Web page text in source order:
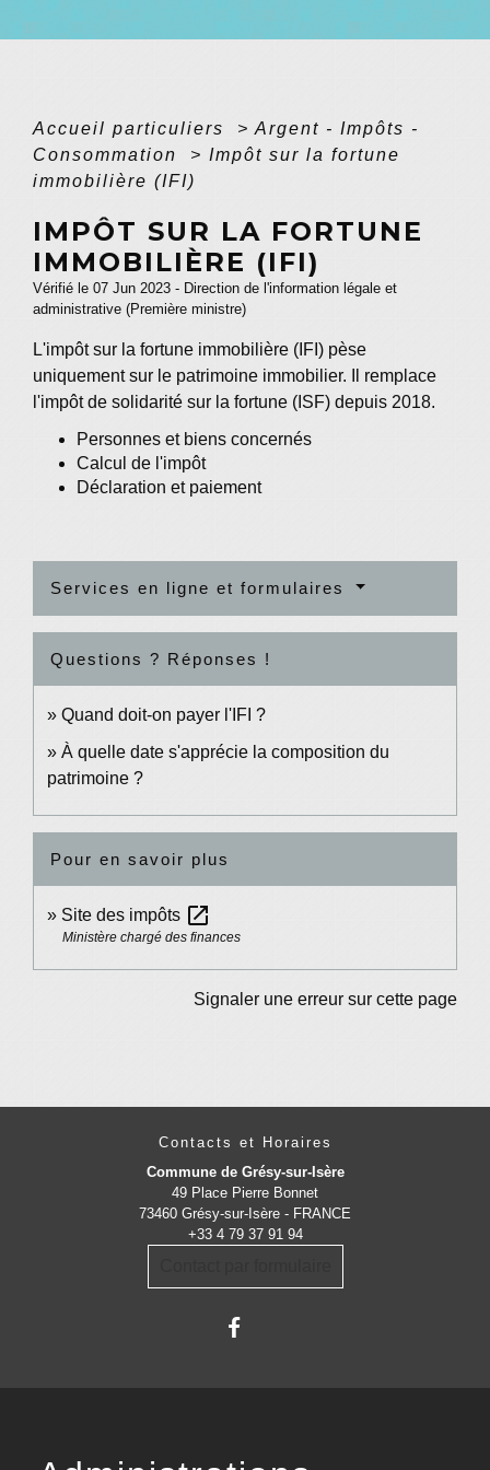
Accueil particuliers > Argent - Impôts -
Consommation
> Impôt sur la fortune
immobilière (IFI)
IMPÔT SUR LA FORTUNE
IMMOBILIÈRE (IFI)
Vérifié le 07 Jun 2023 - Direction de l'information légale et
administrative (Première ministre)
L'impôt sur la fortune immobilière (IFI) pèse
uniquement sur le patrimoine immobilier. Il remplace
l'impôt de solidarité sur la fortune (ISF) depuis 2018.
Personnes et biens concernés
Calcul de l'impôt
Déclaration et paiement
Services en ligne et formulaires
Questions ? Réponses !
Quand doit-on payer l'IFI ?
À quelle date s'apprécie la composition du
patrimoine ?
Pour en savoir plus
Site des impôts open_in_new
Ministère chargé des finances
Signaler une erreur sur cette page
Contacts et Horaires
Commune de Grésy-sur-Isère
49 Place Pierre Bonnet
73460 Grésy-sur-Isère - FRANCE
+33 4 79 37 91 94